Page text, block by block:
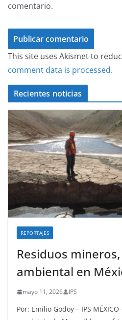
comentario.
This site uses Akismet to
comment data is processed.
Recientes noticias
REPORTAJES
Residuos
ambiental en
mayo 11, 2026 IPS
Por: Emilio Godoy – IPS